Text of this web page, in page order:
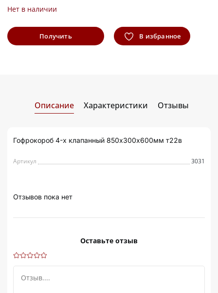
Нет в наличии
Получить В избранное
Описание Характеристики Отзывы
Гофрокороб 4-х клапанный 850х300х600мм т22в
Артикул 3031
Отзывов пока нет
Оставьте отзыв